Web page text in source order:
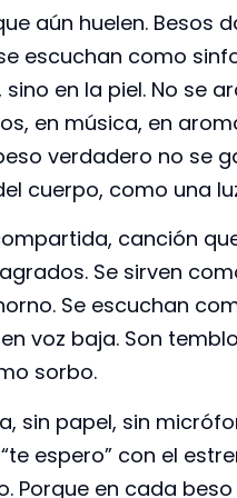
aún huelen. Besos
escuchan como
en la piel. No se
en música, en
verdadero no se
cuerpo, como una
canción
Se sirven
Se escuchan
voz baja. Son
sorbo.
sin papel, sin
espero” con el
Porque en cada